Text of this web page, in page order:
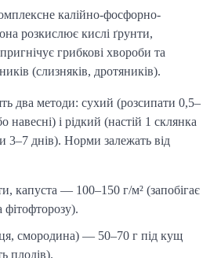
калійно-фосфорно-
розкислює кислі ґрунти,
грибкові хвороби та
(слизняків, дротяників).
два методи: сухий (розсипати 0,5–
навесні) і рідкий (настій 1 склянка
3–7 днів). Норми залежать від
капуста — 100–150 г/м² (запобігає
фітофторозу).
смородина) — 50–70 г під кущ
плодів).